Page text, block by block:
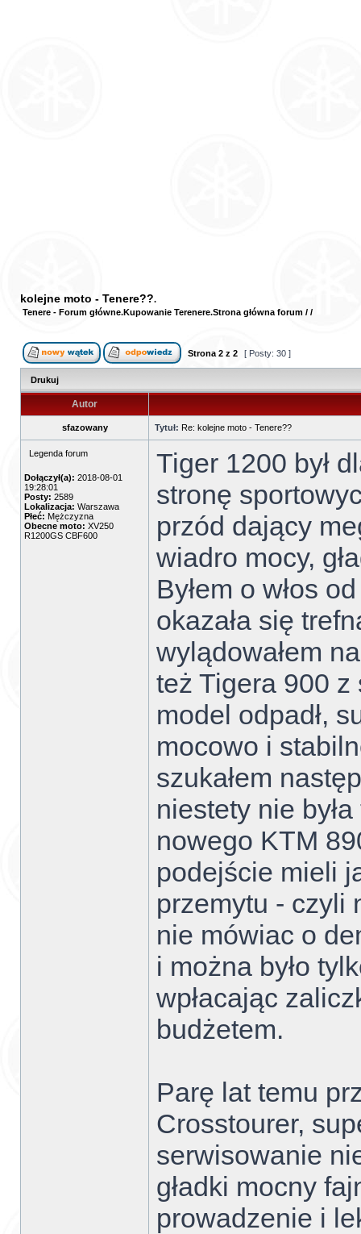
kolejne moto - Tenere??
Strona główna forum /
Tenere - Forum główne /
Kupowanie Terenere
Strona 2 z 2 [ Posty: 30 ]
Drukuj
Autor
sfazowany Tytuł: Re: kolejne moto - Tenere??
Legenda forum
Dołączył(a): 2018-08-01
19:28:01
Posty: 2589
Lokalizacja: Warszawa
Płeć: Mężczyzna
Obecne moto: XV250
R1200GS CBF600
Tiger 1200 był
stronę
przód dający
wiadro mocy,
Byłem o włos
okazała się
wylądowałem
też Tigera 900
model odpadł,
mocowo i
szukałem
niestety nie
nowego KTM
podejście mieli
przemytu - czyli
nie mówiac o
i można było
wpłacając
budżetem.
Parę lat temu
Crosstourer,
serwisowanie
gładki mocny
prowadzenie i